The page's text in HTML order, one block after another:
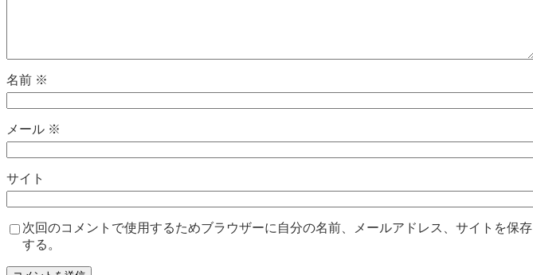
名前 ※
メール ※
サイト
次回のコメントで使用するためブラウザーに自分の名前、メールアドレス、サイトを保存
する。